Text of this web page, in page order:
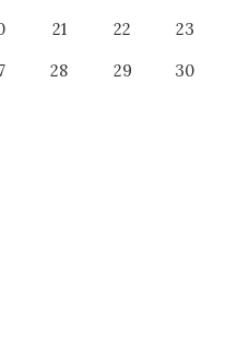
21 22
23
28 29
30